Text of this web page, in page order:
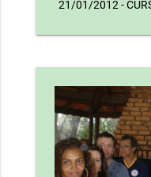
21/01/2012 -